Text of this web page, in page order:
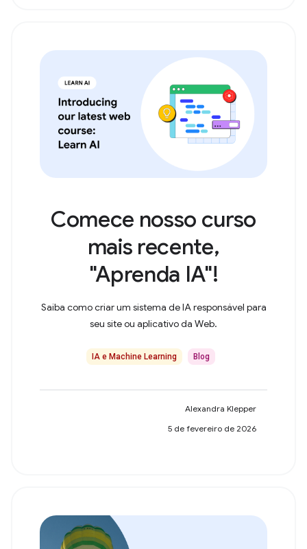
Comece nosso curso
mais recente,
"Aprenda IA"!
Saiba como criar um sistema de IA responsável para
seu site ou aplicativo da Web.
IA e Machine Learning Blog
Alexandra Klepper
5 de fevereiro de 2026